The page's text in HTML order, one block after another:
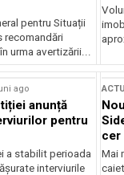
pentru Situații
recomandări
urma avertizării...
ago
anunță
pentru
a stabilit perioada
interviurile
cer
Mai